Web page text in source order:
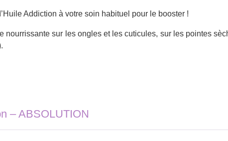
Addiction à votre soin habituel pour le booster !
nourrissante sur les ongles et les cuticules, sur les pointes
– ABSOLUTION